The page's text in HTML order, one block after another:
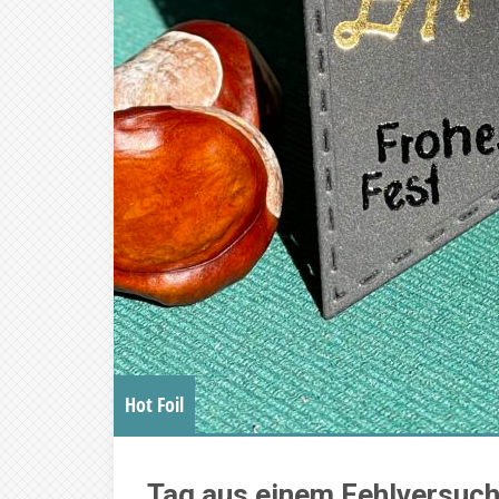
Hot Foil